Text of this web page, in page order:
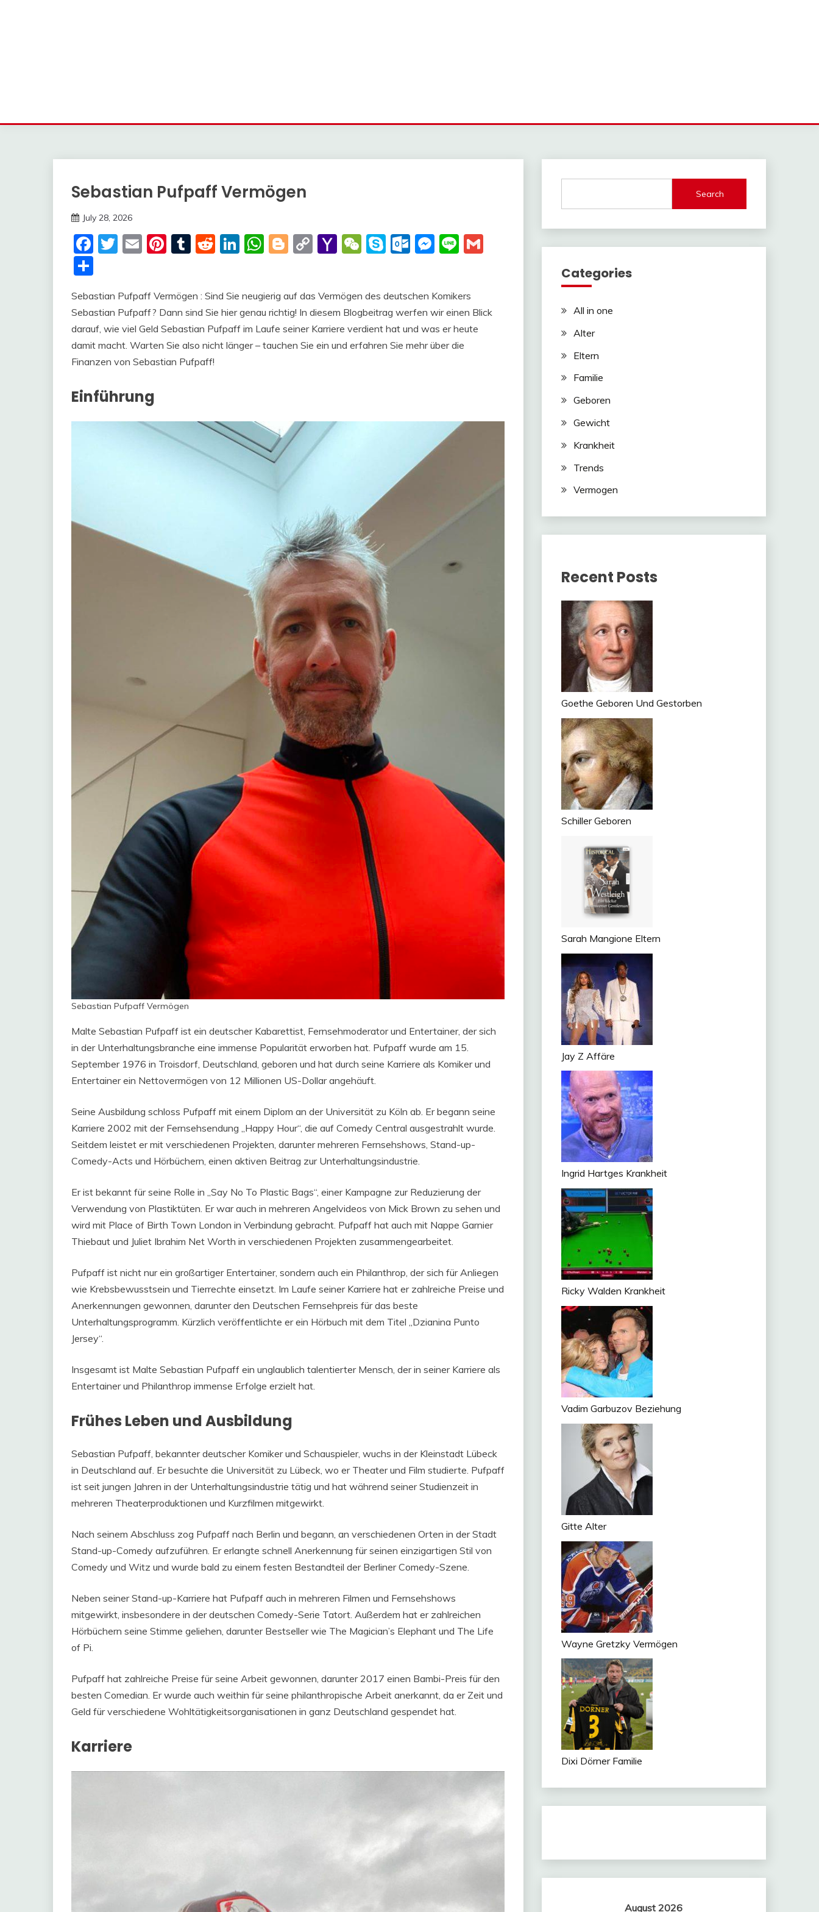
Trends
Sebastian Pufpaff Vermögen
July 28, 2026
Facebook
Twitter
EmailPinterest
Tumblr
Reddit
LinkedIn
WhatsApp
Blogger
CopyYahoo
WeChat
SkypeOutlook.com
Messenger
Line
Sebastian Pufpaff Vermögen : Sind Sie neugierig auf das Vermögen des deutschen Komikers
Sebastian Pufpaff? Dann sind Sie hier genau richtig! In diesem Blogbeitrag werfen wir einen Blick
darauf, wie viel Geld Sebastian Pufpaff im Laufe seiner Karriere verdient hat und was er heute
damit macht. Warten Sie also nicht länger – tauchen Sie ein und erfahren Sie mehr über die
Finanzen von Sebastian Pufpaff!
Einführung
Sebastian Pufpaff Vermögen
Malte Sebastian Pufpaff ist ein deutscher Kabarettist, Fernsehmoderator und Entertainer, der sich
in der Unterhaltungsbranche eine immense Popularität erworben hat. Pufpaff wurde am 15.
September 1976 in Troisdorf, Deutschland, geboren und hat durch seine Karriere als Komiker und
Entertainer ein Nettovermögen von 12 Millionen US-Dollar angehäuft.
Seine Ausbildung schloss Pufpaff mit einem Diplom an der Universität zu Köln ab. Er begann seine
Karriere 2002 mit der Fernsehsendung „Happy Hour“, die auf Comedy Central ausgestrahlt wurde.
Seitdem leistet er mit verschiedenen Projekten, darunter mehreren Fernsehshows, Stand-up-
Comedy-Acts und Hörbüchern, einen aktiven Beitrag zur Unterhaltungsindustrie.
Er ist bekannt für seine Rolle in „Say No To Plastic Bags“, einer Kampagne zur Reduzierung der
Verwendung von Plastiktüten. Er war auch in mehreren Angelvideos von Mick Brown zu sehen und
wird mit Place of Birth Town London in Verbindung gebracht. Pufpaff hat auch mit Nappe Garnier
Thiebaut und Juliet Ibrahim Net Worth in verschiedenen Projekten zusammengearbeitet.
Pufpaff ist nicht nur ein großartiger Entertainer, sondern auch ein Philanthrop, der sich für Anliegen
wie Krebsbewusstsein und Tierrechte einsetzt. Im Laufe seiner Karriere hat er zahlreiche Preise und
Anerkennungen gewonnen, darunter den Deutschen Fernsehpreis für das beste
Unterhaltungsprogramm. Kürzlich veröffentlichte er ein Hörbuch mit dem Titel „Dzianina Punto
Jersey“.
Insgesamt ist Malte Sebastian Pufpaff ein unglaublich talentierter Mensch, der in seiner Karriere als
Entertainer und Philanthrop immense Erfolge erzielt hat.
Frühes Leben und Ausbildung
Sebastian Pufpaff, bekannter deutscher Komiker und Schauspieler, wuchs in der Kleinstadt Lübeck
in Deutschland auf. Er besuchte die Universität zu Lübeck, wo er Theater und Film studierte. Pufpaff
ist seit jungen Jahren in der Unterhaltungsindustrie tätig und hat während seiner Studienzeit in
mehreren Theaterproduktionen und Kurzfilmen mitgewirkt.
Nach seinem Abschluss zog Pufpaff nach Berlin und begann, an verschiedenen Orten in der Stadt
Stand-up-Comedy aufzuführen. Er erlangte schnell Anerkennung für seinen einzigartigen Stil von
Comedy und Witz und wurde bald zu einem festen Bestandteil der Berliner Comedy-Szene.
Neben seiner Stand-up-Karriere hat Pufpaff auch in mehreren Filmen und Fernsehshows
mitgewirkt, insbesondere in der deutschen Comedy-Serie Tatort. Außerdem hat er zahlreichen
Hörbüchern seine Stimme geliehen, darunter Bestseller wie The Magician’s Elephant und The Life
of Pi.
Pufpaff hat zahlreiche Preise für seine Arbeit gewonnen, darunter 2017 einen Bambi-Preis für den
besten Comedian. Er wurde auch weithin für seine philanthropische Arbeit anerkannt, da er Zeit und
Geld für verschiedene Wohltätigkeitsorganisationen in ganz Deutschland gespendet hat.
Karriere
Search
Categories
All in one
Alter
Eltern
Familie
Geboren
Gewicht
Krankheit
Trends
Vermogen
Recent Posts
Goethe Geboren Und Gestorben
Schiller Geboren
Sarah Mangione Eltern
Jay Z Affäre
Ingrid Hartges Krankheit
Ricky Walden Krankheit
Vadim Garbuzov Beziehung
Gitte Alter
Wayne Gretzky Vermögen
Dixi Dörner Familie
August 2026